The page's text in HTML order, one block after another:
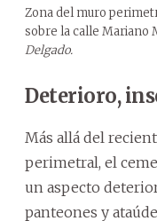
Zona del muro
sobre la calle Mariano
Delgado.
Deterioro,
Más allá del
perimetral, el
un aspecto
panteones y